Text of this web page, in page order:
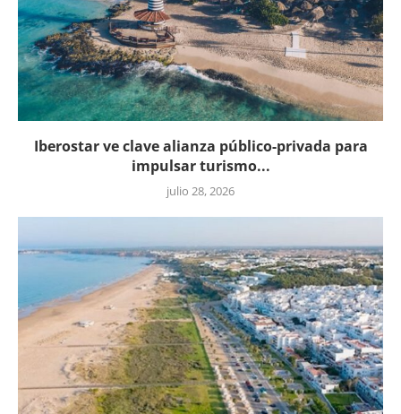
Iberostar ve clave alianza público-privada para
impulsar turismo...
julio 28, 2026